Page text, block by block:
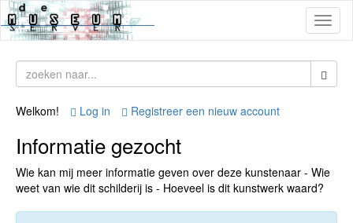
Welkom! Log in Registreer een nieuw account
Informatie gezocht
Wie kan mij meer informatie geven over deze kunstenaar - Wie
weet van wie dit schilderij is - Hoeveel is dit kunstwerk waard?